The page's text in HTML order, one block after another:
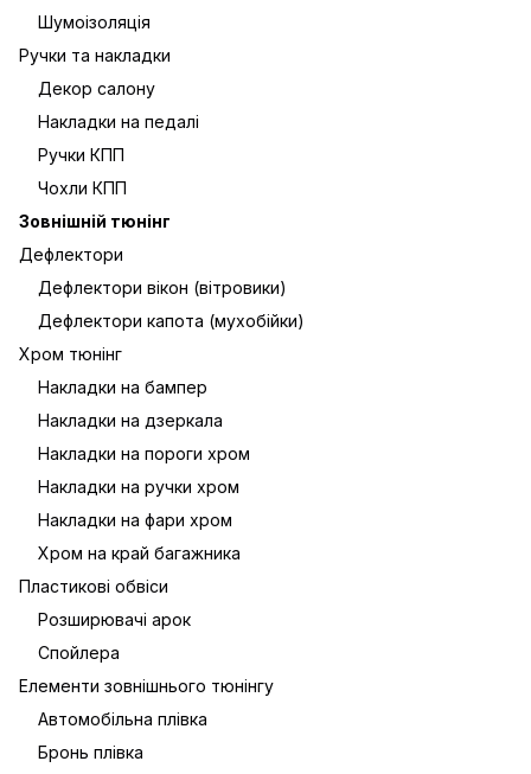
Шумоізоляція
Ручки та накладки
Декор салону
Накладки на педалі
Ручки КПП
Чохли КПП
Зовнішній тюнінг
Дефлектори
Дефлектори вікон (вітровики)
Дефлектори капота (мухобійки)
Хром тюнінг
Накладки на бампер
Накладки на дзеркала
Накладки на пороги хром
Накладки на ручки хром
Накладки на фари хром
Хром на край багажника
Пластикові обвіси
Розширювачі арок
Спойлера
Елементи зовнішнього тюнінгу
Автомобільна плівка
Бронь плівка